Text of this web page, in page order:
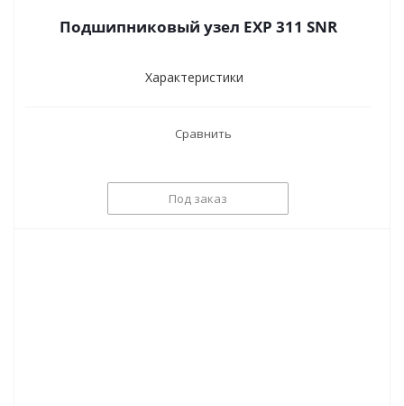
Подшипниковый узел EXP 311 SNR
Характеристики
Сравнить
Под заказ